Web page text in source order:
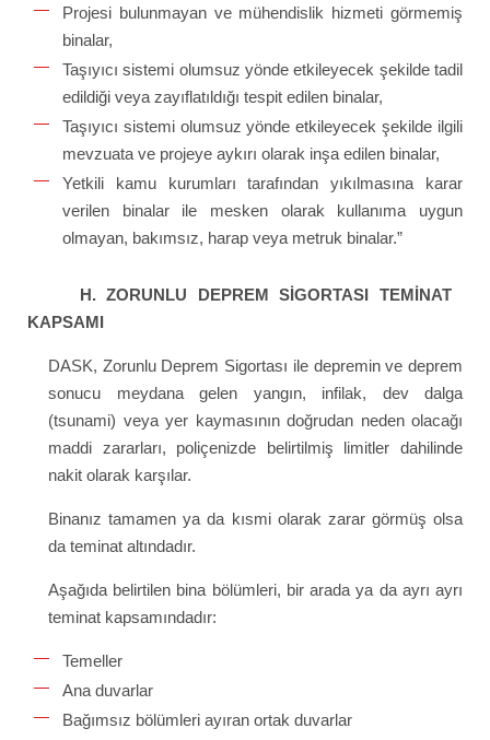
Projesi bulunmayan ve mühendislik hizmeti görmemiş
binalar,
Taşıyıcı sistemi olumsuz yönde etkileyecek şekilde tadil
edildiği veya zayıflatıldığı tespit edilen binalar,
Taşıyıcı sistemi olumsuz yönde etkileyecek şekilde ilgili
mevzuata ve projeye aykırı olarak inşa edilen binalar,
Yetkili kamu kurumları tarafından yıkılmasına karar
verilen binalar ile mesken olarak kullanıma uygun
olmayan, bakımsız, harap veya metruk binalar.”
H. ZORUNLU DEPREM SİGORTASI TEMİNAT
KAPSAMI
DASK, Zorunlu Deprem Sigortası ile depremin ve deprem
sonucu meydana gelen yangın, infilak, dev dalga
(tsunami) veya yer kaymasının doğrudan neden olacağı
maddi zararları, poliçenizde belirtilmiş limitler dahilinde
nakit olarak karşılar.
Binanız tamamen ya da kısmi olarak zarar görmüş olsa
da teminat altındadır.
Aşağıda belirtilen bina bölümleri, bir arada ya da ayrı ayrı
teminat kapsamındadır:
Temeller
Ana duvarlar
Bağımsız bölümleri ayıran ortak duvarlar